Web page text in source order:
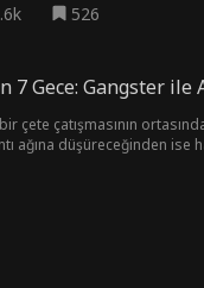
526
7 Gece: Gangster ile
çete çatışmasının
ağına düşüreceğinden ise